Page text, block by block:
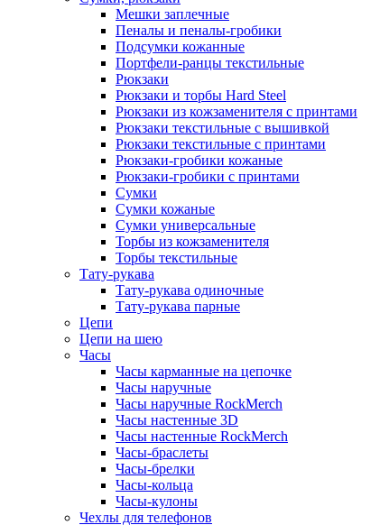
Мешки заплечные
Пеналы и пеналы-гробики
Подсумки кожанные
Портфели-ранцы текстильные
Рюкзаки
Рюкзаки и торбы Hard Steel
Рюкзаки из кожзаменителя с принтами
Рюкзаки текстильные с вышивкой
Рюкзаки текстильные с принтами
Рюкзаки-гробики кожаные
Рюкзаки-гробики с принтами
Сумки
Сумки кожаные
Сумки универсальные
Торбы из кожзаменителя
Торбы текстильные
Тату-рукава
Тату-рукава одиночные
Тату-рукава парные
Цепи
Цепи на шею
Часы
Часы карманные на цепочке
Часы наручные
Часы наручные RockMerch
Часы настенные 3D
Часы настенные RockMerch
Часы-браслеты
Часы-брелки
Часы-кольца
Часы-кулоны
Чехлы для телефонов